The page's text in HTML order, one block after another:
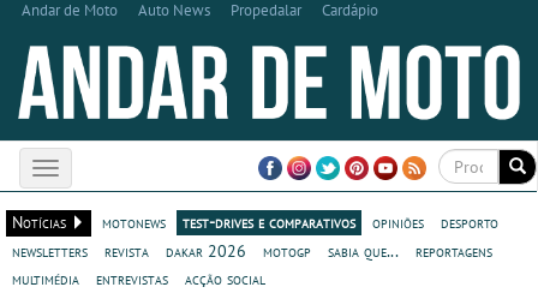
Andar de Moto Auto News Propedalar Cardápio
Toggle
navigation
Notícias
motonews test-drives e comparativos opiniões
desporto
newsletters
revista dakar 2026 motogp sabia que...
reportagens
multimédia
entrevistas acção social